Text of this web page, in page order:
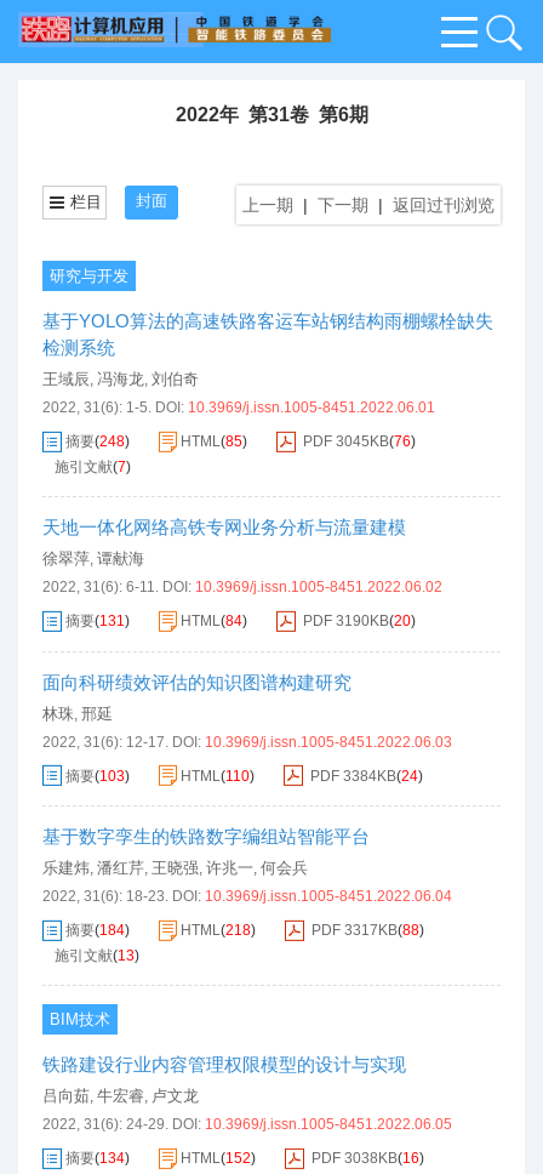
2022年 第31卷 第6期
上一期 | 下一期 | 返回过刊浏览
栏目 封面
研究与开发
基于YOLO算法的高速铁路客运车站钢结构雨棚螺栓缺失
检测系统
王域辰, 冯海龙, 刘伯奇
2022, 31(6): 1-5. DOI: 10.3969/j.issn.1005-8451.2022.06.01
摘要(248) HTML(85) PDF 3045KB(76)
施引文献(7)
天地一体化网络高铁专网业务分析与流量建模
徐翠萍, 谭献海
2022, 31(6): 6-11. DOI: 10.3969/j.issn.1005-8451.2022.06.02
摘要(131) HTML(84) PDF 3190KB(20)
面向科研绩效评估的知识图谱构建研究
林珠 邢延
2022, 31(6): 12-17. DOI: 10.3969/j.issn.1005-8451.2022.06.03
摘要(103) HTML (110) PDF 3384KB(24)
基于数字孪生的铁路数字编组站智能平台
乐建炜, 潘红芹, 王晓强, 许兆一, 何会兵
2022, 31(6): 18-23. DOI: 10.3969/j.issn.1005-8451.2022.06.04
摘要(184) HTML(218) PDF 3317KB(88)
施引文献(13)
BIM技术
铁路建设行业内容管理权限模型的设计与实现
吕向茹, 牛宏睿, 卢文龙
2022, 31(6): 24-29. DOI: 10.3969/j.issn.1005-8451.2022.06.05
摘要(134) HTML(152) PDF 3038KB(16)